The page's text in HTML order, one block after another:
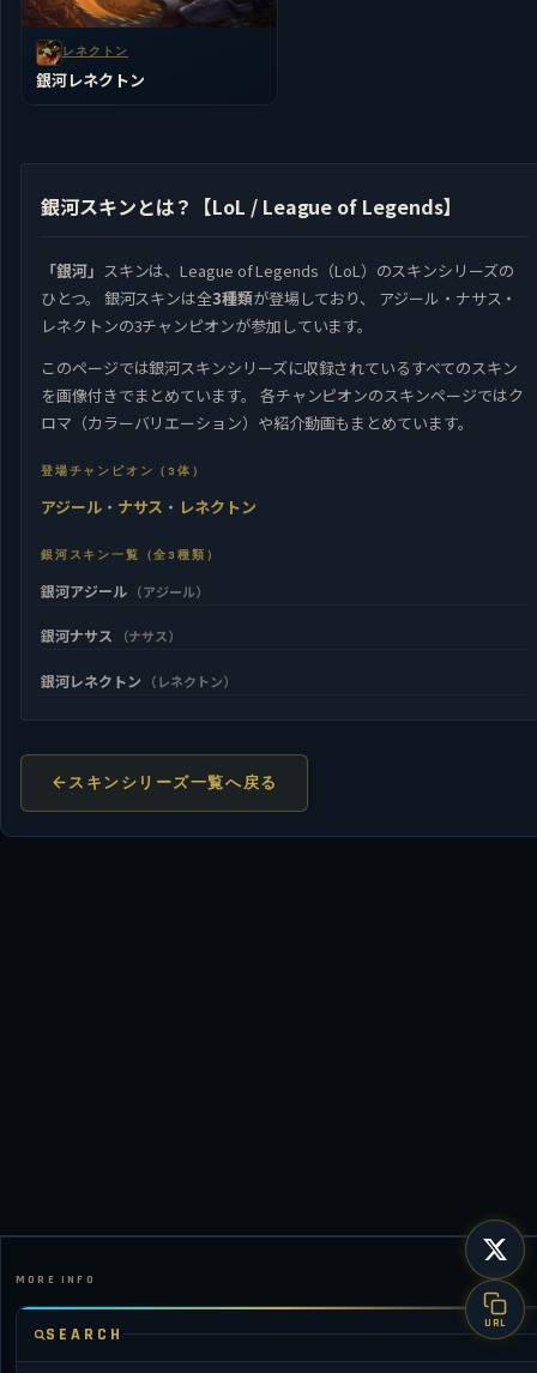
URL
レネクトン
銀河レネクトン
銀河スキンとは？【LoL / League of Legends】
「銀河」 スキンは、League of Legends（LoL）のスキンシリーズの
ひとつ。 銀河スキンは全3種類が登場しており、 アジール・ナサス・
レネクトンの3チャンピオンが参加しています。
このページでは銀河スキンシリーズに収録されているすべてのスキン
を画像付きでまとめています。 各チャンピオンのスキンページではク
ロマ（カラーバリエーション）や紹介動画もまとめています。
登場チャンピオン（3体）
アジール・ ナサス ・ レネクトン
銀河スキン一覧（全3種類）
銀河アジール （アジール）
銀河ナサス （ナサス）
銀河レネクトン （レネクトン）
スキンシリーズ一覧へ戻る
SEARCH